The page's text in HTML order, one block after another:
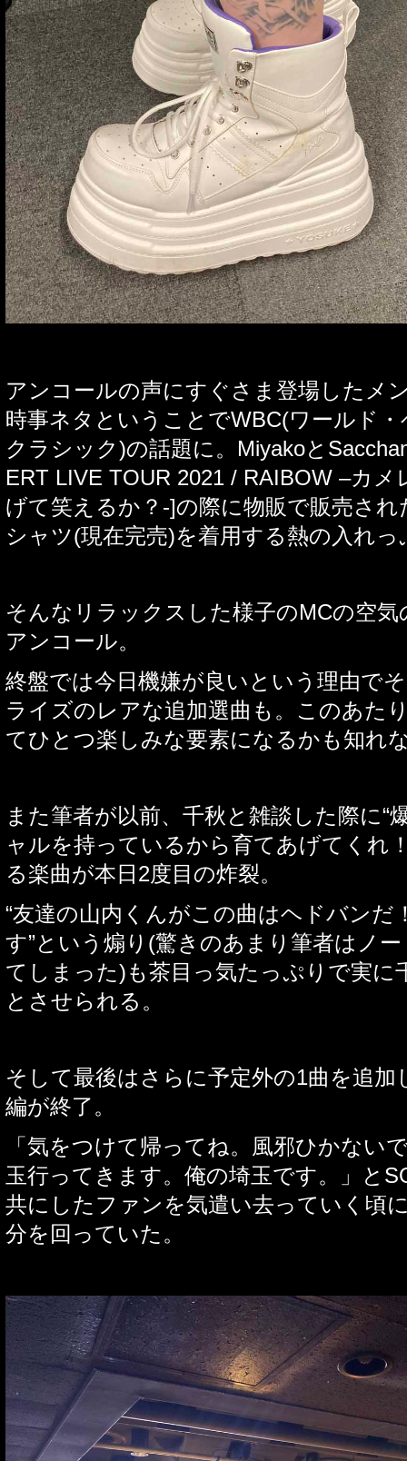
アンコールの声にすぐさま登場したメ
時事ネタということでWBC(ワールド
クラシック)の話題に。 Miyakoと
ERT LIVE TOUR 2021 / RAIBOW –カメ
げて笑えるか？ -]の際に物販で販売さ
シャツ(現在完売)を着用する熱の入れっ
そんなリラックスした様子のMCの空気
アンコール。
終盤では今日機嫌が良いという理由で
ライズのレアな追加選曲も。このあた
てひとつ楽しみな要素になるかも知れ
また筆者が以前、千秋と雑談した際に“
ャルを持っているから育てあげてくれ
る楽曲が本日 2度目の炸裂。
“友達の山内くんがこの曲はヘドバンだ
す”という煽り (驚きのあまり筆者はノ
てしまった)も茶目っ気たっぷりで実に
とさせられる。
そして最後はさらに予定外の1曲を追加
編が終了。
「気をつけて帰ってね。風邪ひかない
玉行ってきます。俺の埼玉です。」と
共にしたファンを気遣い去っていく頃
分を回っていた。